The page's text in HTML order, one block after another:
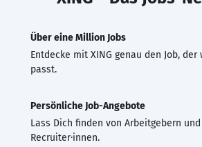
Über eine Million Jobs
Entdecke mit XING genau den Job,
passt.
Persönliche Job-Angebote
Lass Dich finden von Arbeitgebern
Recruiter·innen.